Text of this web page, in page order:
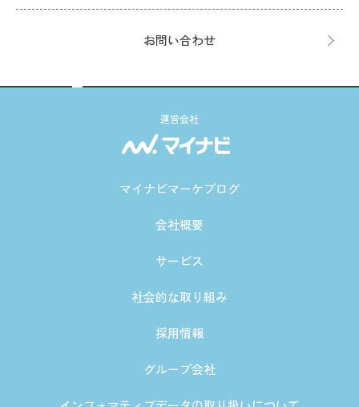
お問い合わせ
運営会社
マイナビマーケブログ
会社概要
サービス
社会的な取り組み
採用情報
グループ会社